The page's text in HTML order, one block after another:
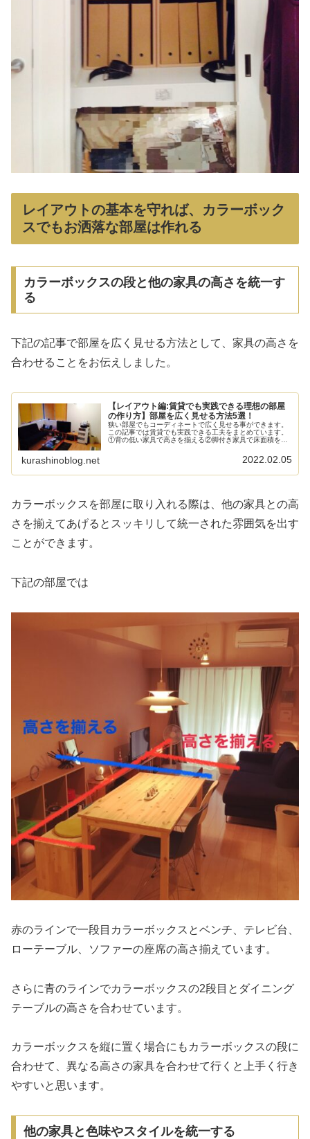
レイアウトの基本を守れば、カラーボック
スでもお洒落な部屋は作れる
カラーボックスの段と他の家具の高さを統一す
る
下記の記事で部屋を広く見せる方法として、家具の高さを
合わせることをお伝えしました。
【レイアウト編:賃貸でも実践できる理想の部屋
の作り方】部屋を広く見せる方法5選！
狭い部屋でもコーディネートで広く見せる事ができます。
この記事では賃貸でも実践できる工夫をまとめています。
①背の低い家具で高さを揃える②脚付き家具で床面積を大
出す⑤明るい色の配色でコーディネートする
kurashinoblog.net 2022.02.05
カラーボックスを部屋に取り入れる際は、他の家具との高
さを揃えてあげるとスッキリして統一された雰囲気を出す
ことができます。
下記の部屋では
赤のラインで一段目カラーボックスとベンチ、テレビ台、
ローテーブル、ソファーの座席の高さ揃えています。
さらに青のラインでカラーボックスの2段目とダイニング
テーブルの高さを合わせています。
カラーボックスを縦に置く場合にもカラーボックスの段に
合わせて、異なる高さの家具を合わせて行くと上手く行き
やすいと思います。
他の家具と色味やスタイルを統一する